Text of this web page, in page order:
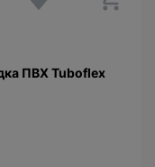
ПВХ Tuboflex